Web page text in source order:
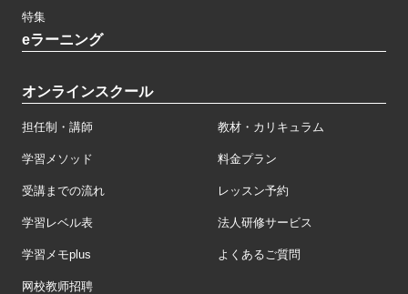
特集
eラーニング
オンラインスクール
担任制・講師 教材・カリキュラム
学習メソッド 料金プラン
受講までの流れ レッスン予約
学習レベル表 法人研修サービス
学習メモplus よくあるご質問
网校教师招聘